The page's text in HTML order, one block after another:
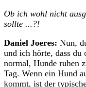
Ob ich wohl nicht
sollte ...?!
Daniel Joeres: Nun,
und ich hörte, dass
normal, Hunde ruhen
Tag. Wenn ein Hund
kommt, ist der